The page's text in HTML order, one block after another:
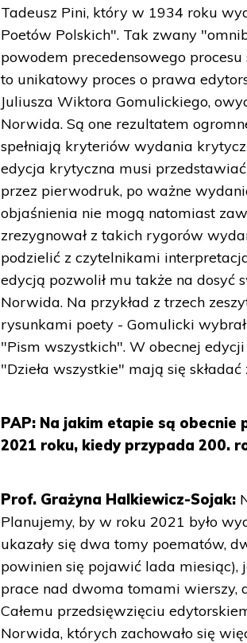
Tadeusz Pini, który w 1934 roku
Poetów Polskich". Tak zwany
powodem precedensowego
to unikatowy proces o prawa
Juliusza Wiktora Gomulickiego,
Norwida. Są one rezultatem
spełniają kryteriów wydania
edycja krytyczna musi
przez pierwodruk, po ważne
objaśnienia nie mogą natomiast
zrezygnował z takich rygorów
podzielić z czytelnikami
edycją pozwolił mu także na dosyć
Norwida. Na przykład z trzech
rysunkami poety - Gomulicki
"Pism wszystkich". W obecnej
"Dzieła wszystkie" mają się
PAP: Na jakim etapie są obecnie
2021 roku, kiedy przypada 200.
Prof. Grażyna Halkiewicz-Sojak:
Planujemy, by w roku 2021 było
ukazały się dwa tomy poematów,
powinien się pojawić lada miesiąc),
prace nad dwoma tomami wierszy,
Całemu przedsięwzięciu
Norwida, których zachowało się